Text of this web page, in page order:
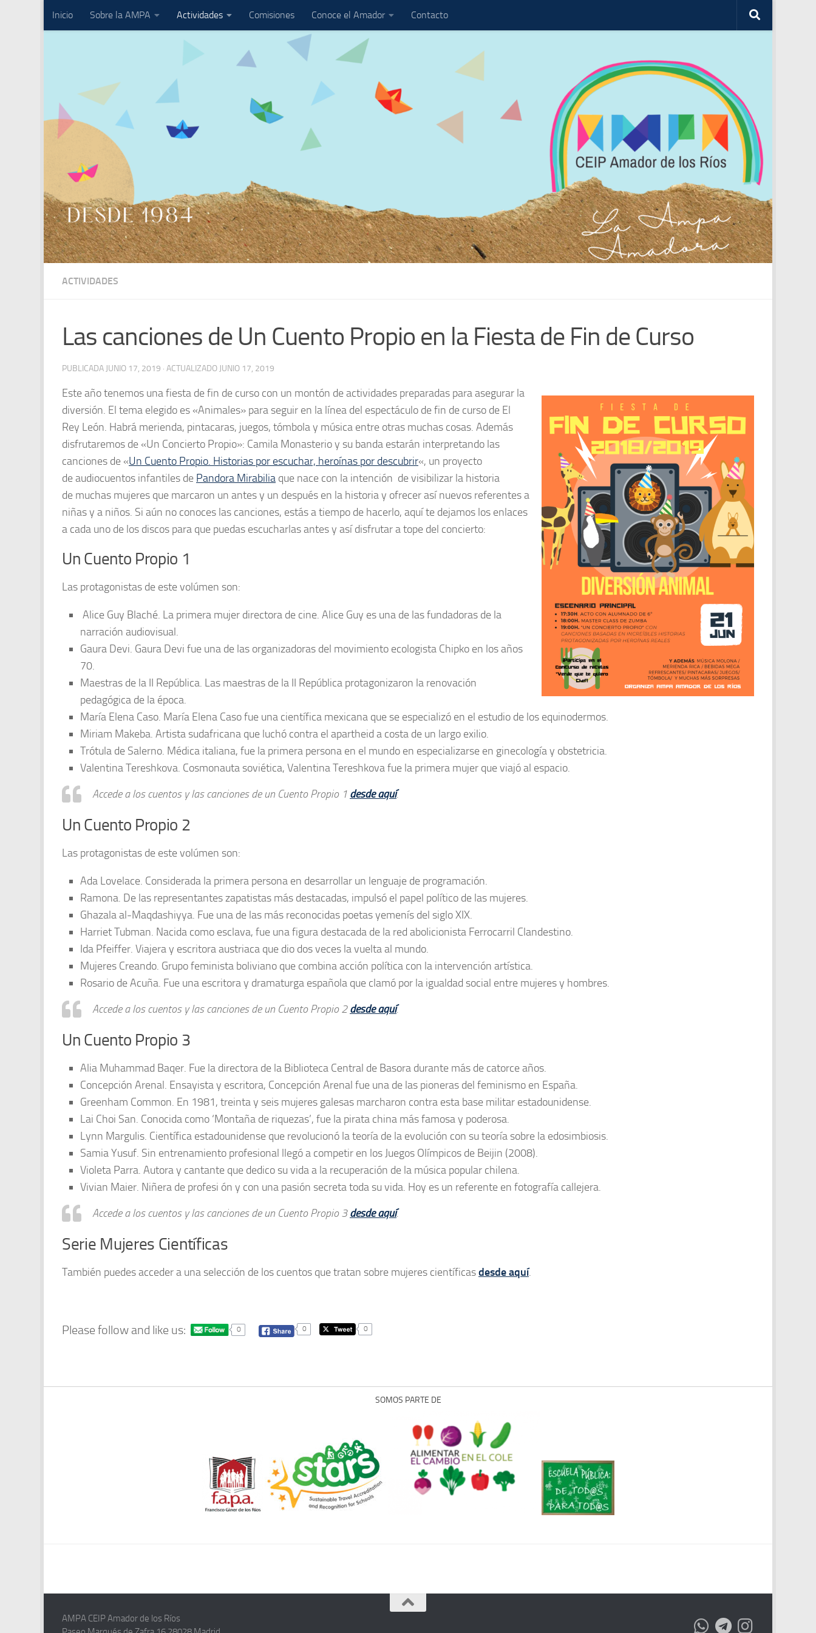
Saltar al contenido
Inicio Sobre la AMPA Actividades Comisiones Conoce el Amador Contacto
ACTIVIDADES
Las canciones de Un Cuento Propio en la Fiesta de Fin de Curso
PUBLICADA JUNIO 17, 2019 · ACTUALIZADO JUNIO 17, 2019
Este año tenemos una fiesta de fin de curso con un montón de actividades preparadas para asegurar la
diversión. El tema elegido es «Animales» para seguir en la línea del espectáculo de fin de curso de El
Rey León. Habrá merienda, pintacaras, juegos, tómbola y música entre otras muchas cosas. Además
disfrutaremos de «Un Concierto Propio»: Camila Monasterio y su banda estarán interpretando las
canciones de «Un Cuento Propio. Historias por escuchar, heroínas por descubrir«, un proyecto
de audiocuentos infantiles de Pandora Mirabilia que nace con la intención de visibilizar la historia
de muchas mujeres que marcaron un antes y un después en la historia y ofrecer así nuevos referentes a
niñas y a niños. Si aún no conoces las canciones, estás a tiempo de hacerlo, aquí te dejamos los enlaces
a cada uno de los discos para que puedas escucharlas antes y así disfrutar a tope del concierto:
Un Cuento Propio 1
Las protagonistas de este volúmen son:
Alice Guy Blaché. La primera mujer directora de cine. Alice Guy es una de las fundadoras de la
narración audiovisual.
Gaura Devi. Gaura Devi fue una de las organizadoras del movimiento ecologista Chipko en los años
70.
Maestras de la II República. Las maestras de la II República protagonizaron la renovación
pedagógica de la época.
María Elena Caso. María Elena Caso fue una científica mexicana que se especializó en el estudio de los equinodermos.
Miriam Makeba. Artista sudafricana que luchó contra el apartheid a costa de un largo exilio.
Trótula de Salerno. Médica italiana, fue la primera persona en el mundo en especializarse en ginecología y obstetricia.
Valentina Tereshkova. Cosmonauta soviética, Valentina Tereshkova fue la primera mujer que viajó al espacio.
Accede a los cuentos y las canciones de un Cuento Propio 1 desde aquí.
Un Cuento Propio 2
Las protagonistas de este volúmen son:
Ada Lovelace. Considerada la primera persona en desarrollar un lenguaje de programación.
Ramona. De las representantes zapatistas más destacadas, impulsó el papel político de las mujeres.
Ghazala al-Maqdashiyya. Fue una de las más reconocidas poetas yemenís del siglo XIX.
Harriet Tubman. Nacida como esclava, fue una figura destacada de la red abolicionista Ferrocarril Clandestino.
Ida Pfeiffer. Viajera y escritora austriaca que dio dos veces la vuelta al mundo.
Mujeres Creando. Grupo feminista boliviano que combina acción política con la intervención artística.
Rosario de Acuña. Fue una escritora y dramaturga española que clamó por la igualdad social entre mujeres y hombres.
Accede a los cuentos y las canciones de un Cuento Propio 2desde aquí.
Un Cuento Propio 3
Alia Muhammad Baqer. Fue la directora de la Biblioteca Central de Basora durante más de catorce años.
Concepción Arenal. Ensayista y escritora, Concepción Arenal fue una de las pioneras del feminismo en España.
Greenham Common. En 1981, treinta y seis mujeres galesas marcharon contra esta base militar estadounidense.
Lai Choi San. Conocida como ‘Montaña de riquezas’, fue la pirata china más famosa y poderosa.
Lynn Margulis. Científica estadounidense que revolucionó la teoría de la evolución con su teoría sobre la edosimbiosis.
Samia Yusuf. Sin entrenamiento profesional llegó a competir en los Juegos Olímpicos de Beijin (2008).
Violeta Parra. Autora y cantante que dedico su vida a la recuperación de la música popular chilena.
Vivian Maier. Niñera de profesi ón y con una pasión secreta toda su vida. Hoy es un referente en fotografía callejera.
Accede a los cuentos y las canciones de un Cuento Propio 3desde aquí.
Serie Mujeres Científicas
También puedes acceder a una selección de los cuentos que tratan sobre mujeres científicasdesde aquí.
Please follow and like us: 0 0 0
SOMOS PARTE DE
AMPA CEIP Amador de los Ríos
0